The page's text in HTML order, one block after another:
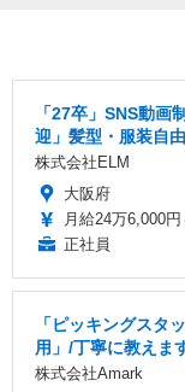
「27卒」SNS動画
迎」髪型・服装自由
株式会社ELM
大阪府
月給24万6,000
正社員
「ピッキングスタ
用」/丁寧に教えま
株式会社Amark